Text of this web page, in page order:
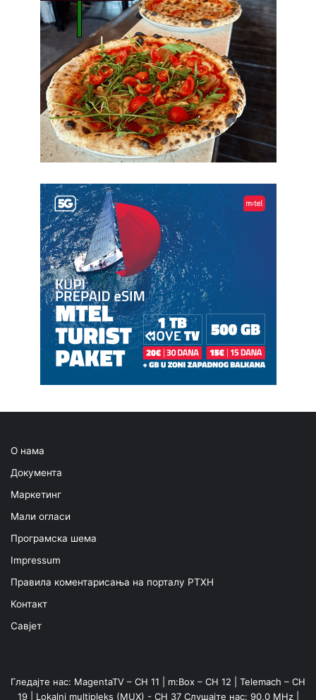
О нама
Документа
Маркетинг
Мали огласи
Програмска шема
Impressum
Правила коментарисања на порталу РТХН
Контакт
Савјет
Гледајте нас: MagentaTV – CH 11 | m:Box – CH 12 | Telemach – CH
19 | Lokalni multipleks (MUX) - CH 37 Слушајте нас: 90,0 MHz |